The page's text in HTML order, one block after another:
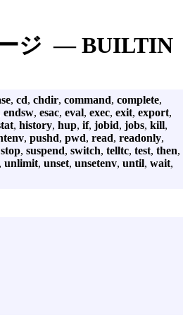
ジ — BUILTIN
, cd, chdir, command, complete,
endsw, esac, eval, exec, exit, export,
, history, hup, if, jobid, jobs, kill,
, pushd, pwd, read, readonly,
stop, suspend, switch, telltc, test, then,
, unlimit, unset, unsetenv, until, wait,